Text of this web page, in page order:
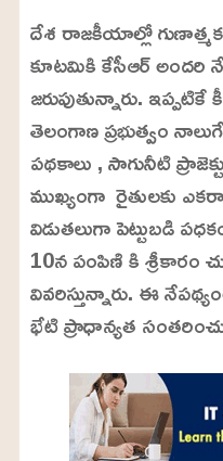
దేశ రాజకీయాల్లో
కూటమికి కేసీఆర్‌ అందరి
జరుపుతున్నారు.
తెలంగాణ ప్రభుత్వం
పథకాలు , సాగునీటి
ముఖ్యంగా రైతులకు
విడుతలుగా పెట్టుబడి
10న పంపిణి కి శ్రీకారం
వివరిస్తున్నారు. ఈ
భేటి ప్రాధాన్యత